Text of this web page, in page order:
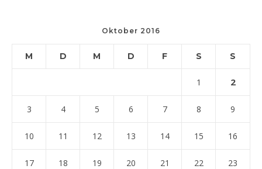
Oktober 2016
M D M D F S S
1 2
3 4 5 6 7 8 9
10 11 12 13 14 15 16
17 18 19 20 21 22 23